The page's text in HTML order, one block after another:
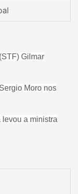
Gilmar
Moro nos
a ministra